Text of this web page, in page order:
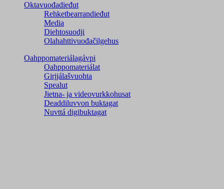
Oktavuođadieđut
Rehketbearrandieđut
Media
Diehtosuodji
Olahahttivuođačilgehus
Oahppomateriálagávpi
Oahppomateriálat
Girjjálašvuohta
Spealut
Jietna- ja videovurkkohusat
Deaddiluvvon buktagat
Nuvttá digibuktagat